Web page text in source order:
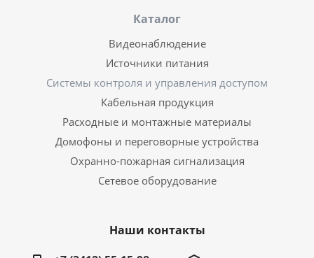
Каталог
Видеонаблюдение
Источники питания
Системы контроля и управления доступом
Кабельная продукция
Расходные и монтажные материалы
Домофоны и переговорные устройства
Охранно-пожарная сигнализация
Сетевое оборудование
Наши контакты